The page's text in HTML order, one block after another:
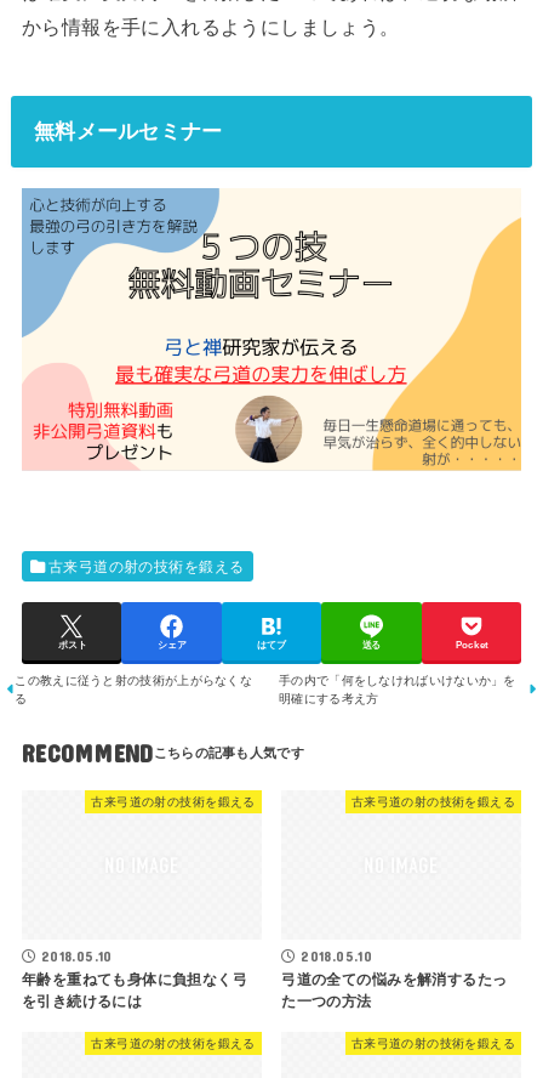
から情報を手に入れるようにしましょう。
無料メールセミナー
古来弓道の射の技術を鍛える
ポスト シェア はてブ 送る Pocket
この教えに従うと射の技術が上がらなくな
る
手の内で「何をしなければいけないか」を
明確にする考え方
RECOMMEND
古来弓道の射の技術を鍛える
2018.05.10
年齢を重ねても身体に負担なく弓
を引き続けるには
古来弓道の射の技術を鍛える
2018.05.10
弓道の全ての悩みを解消するたっ
た一つの方法
古来弓道の射の技術を鍛える 古来弓道の射の技術を鍛える